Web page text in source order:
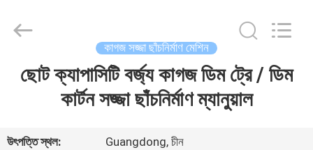
বাড়ি
Equipment
Reserved.
কাগজ সজ্জা ছাঁচনির্মাণ মেশিন
ছোট ক্যাপাসিটি বর্জ্য কাগজ ডিম ট্রে / ডিম
কার্টন সজ্জা ছাঁচনির্মাণ ম্যানুয়াল
উৎপত্তি স্থল:
Guangdong, চীন